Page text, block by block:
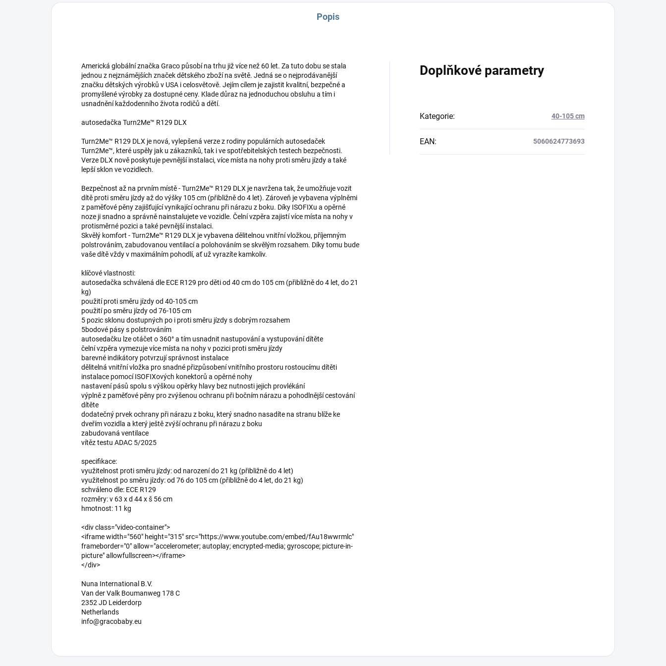
Popis
Americká globální značka Graco působí na trhu již více než 60 let. Za tuto dobu se stala
jednou z nejznámějších značek dětského zboží na světě. Jedná se o nejprodávanější
značku dětských výrobků v USA i celosvětově. Jejím cílem je zajistit kvalitní, bezpečné a
promyšlené výrobky za dostupné ceny. Klade důraz na jednoduchou obsluhu a tím i
usnadnění každodenního života rodičů a dětí.
autosedačka Turn2Me™ R129 DLX
Turn2Me™ R129 DLX je nová, vylepšená verze z rodiny populárních autosedaček
Turn2Me™, které uspěly jak u zákazníků, tak i ve spotřebitelských testech bezpečnosti.
Verze DLX nově poskytuje pevnější instalaci, více místa na nohy proti směru jízdy a také
lepší sklon ve vozidlech.
Bezpečnost až na prvním místě - Turn2Me™ R129 DLX je navržena tak, že umožňuje vozit
dítě proti směru jízdy až do výšky 105 cm (přibližně do 4 let). Zároveň je vybavena výplněmi
z paměťové pěny zajišťující vynikající ochranu při nárazu z boku. Díky ISOFIXu a opěrné
noze ji snadno a správně nainstalujete ve vozidle. Čelní vzpěra zajistí více místa na nohy v
protisměrné pozici a také pevnější instalaci.
Skvělý komfort - Turn2Me™ R129 DLX je vybavena dělitelnou vnitřní vložkou, příjemným
polstrováním, zabudovanou ventilací a polohováním se skvělým rozsahem. Díky tomu bude
vaše dítě vždy v maximálním pohodlí, ať už vyrazíte kamkoliv.
klíčové vlastnosti:
autosedačka schválená dle ECE R129 pro děti od 40 cm do 105 cm (přibližně do 4 let, do 21
kg)
použití proti směru jízdy od 40-105 cm
použití po směru jízdy od 76-105 cm
5 pozic sklonu dostupných po i proti směru jízdy s dobrým rozsahem
5bodové pásy s polstrováním
autosedačku lze otáčet o 360° a tím usnadnit nastupování a vystupování dítěte
čelní vzpěra vymezuje více místa na nohy v pozici proti směru jízdy
barevné indikátory potvrzují správnost instalace
dělitelná vnitřní vložka pro snadné přizpůsobení vnitřního prostoru rostoucímu dítěti
instalace pomocí ISOFIXových konektorů a opěrné nohy
nastavení pásů spolu s výškou opěrky hlavy bez nutnosti jejich provlékání
výplně z paměťové pěny pro zvýšenou ochranu při bočním nárazu a pohodlnější cestování
dítěte
dodatečný prvek ochrany při nárazu z boku, který snadno nasadíte na stranu blíže ke
dveřím vozidla a který ještě zvýší ochranu při nárazu z boku
zabudovaná ventilace
vítěz testu ADAC 5/2025
specifikace:
využitelnost proti směru jízdy: od narození do 21 kg (přibližně do 4 let)
využitelnost po směru jízdy: od 76 do 105 cm (přibližně do 4 let, do 21 kg)
schváleno dle: ECE R129
rozměry: v 63 x d 44 x š 56 cm
hmotnost: 11 kg
<div class="video-container">
<iframe width="560" height="315" src="https://www.youtube.com/embed/fAu18wwrmlc"
frameborder="0" allow="accelerometer; autoplay; encrypted-media; gyroscope; picture-in-
picture" allowfullscreen></iframe>
</div>
Nuna International B.V.
Van der Valk Boumanweg 178 C
2352 JD Leiderdorp
Netherlands
info@gracobaby.eu
Doplňkové parametry
Kategorie: 40-105 cm
EAN: 5060624773693